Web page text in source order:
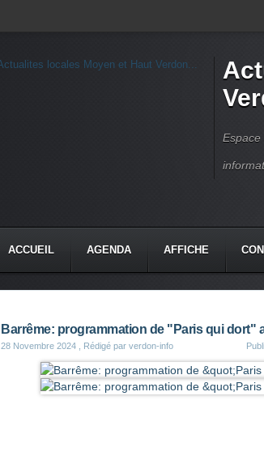
Espace
ACCUEIL AGENDA AFFICHE
Barrême: programmation de "Paris qui dort"
28 Novembre 2024 , Rédigé par verdon-info